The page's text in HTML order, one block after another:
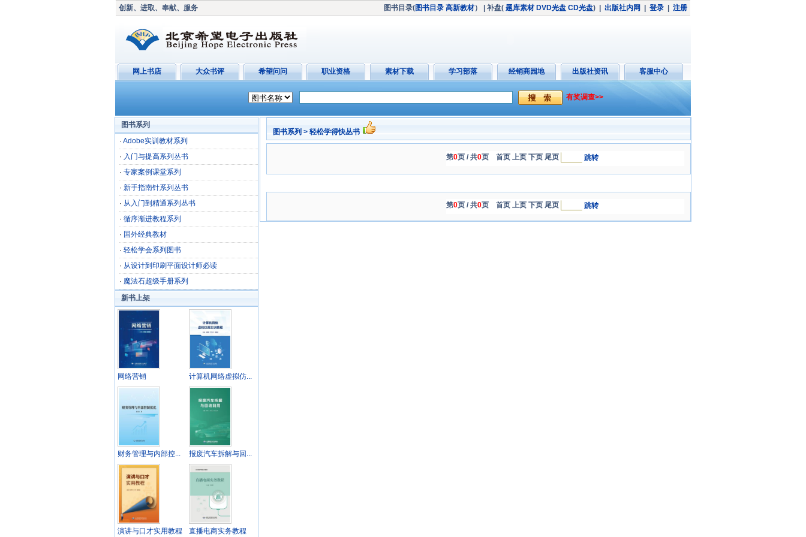
创新、进取、奉献、服务 图书目录(图书目录 高新教材） | 补盘( 题库素材 DVD光盘 CD光盘) 出版社内网 登录 注册
网上书店 大众书评 希望问问 职业资格 素材下载 学习部落 经销商园地 出版社资讯 客服中心
有奖调查>>
图书系列
· Adobe实训教材系列
· 入门与提高系列丛书
· 专家案例课堂系列
· 新手指南针系列丛书
· 从入门到精通系列丛书
· 循序渐进教程系列
· 国外经典教材
· 轻松学会系列图书
· 从设计到印刷平面设计师必读
· 魔法石超级手册系列
新书上架
网络营销 计算机网络虚拟仿...
财务管理与内部控... 报废汽车拆解与回...
演讲与口才实用教程 直播电商实务教程
图书系列 > 轻松学得快丛书
第0页 / 共0页 首页 上页 下页 尾页 跳转
第0页 / 共0页 首页 上页 下页 尾页 跳转